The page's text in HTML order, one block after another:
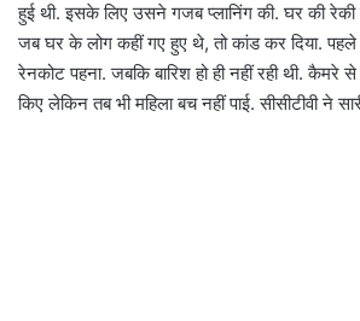
हुई थी. इसके लिए उसने गजब प्लानिंग की. घर की रेकी
जब घर के लोग कहीं गए हुए थे, तो कांड कर दिया.
रेनकोट पहना. जबकि बारिश हो ही नहीं रही थी.
किए लेकिन तब भी महिला बच नहीं पाई. सीसीटीवी ने